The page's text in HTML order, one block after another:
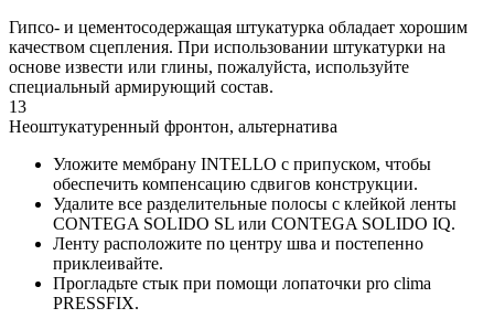
Гипсо- и цементосодержащая штукатурка обладает хорошим
качеством сцепления. При использовании штукатурки на
основе извести или глины, пожалуйста, используйте
специальный армирующий состав.
13
Неоштукатуренный фронтон, альтернатива
Уложите мембрану INTELLO с припуском, чтобы
обеспечить компенсацию сдвигов конструкции.
Удалите все разделительные полосы с клейкой ленты
CONTEGA SOLIDO SL или CONTEGA SOLIDO IQ.
Ленту расположите по центру шва и постепенно
приклеивайте.
Прогладьте стык при помощи лопаточки pro clima
PRESSFIX.